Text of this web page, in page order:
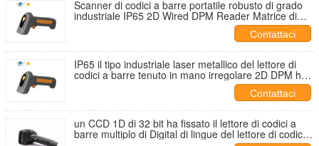
Scanner di codici a barre portatile robusto di grado
industriale IP65 2D Wired DPM Reader Matrice di
Contattaci
IP65 il tipo industriale laser metallico del lettore di
codici a barre tenuto in mano irregolare 2D DPM ha
Contattaci
un CCD 1D di 32 bit ha fissato il lettore di codici a
barre multiplo di Digital di lingue del lettore di codici a